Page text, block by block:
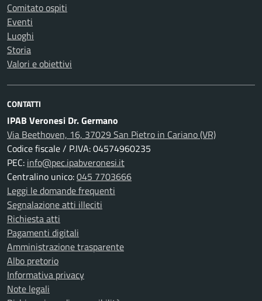
Comitato ospiti
Eventi
Luoghi
Storia
Valori e obiettivi
CONTATTI
IPAB Veronesi Dr. Germano
Via Beethoven, 16, 37029 San Pietro in Cariano (VR)
Codice fiscale / P.IVA: 04574960235
PEC: info@pec.ipabveronesi.it
Centralino unico:045 7703666
Leggi le domande frequenti
Segnalazione atti illeciti
Richiesta atti
Pagamenti digitali
Amministrazione trasparente
Albo pretorio
Informativa privacy
Note legali